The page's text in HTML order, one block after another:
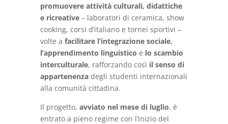
promuovere attività culturali, didattiche
e ricreative– laboratori di ceramica, show
cooking, corsi d’italiano e tornei sportivi –
volte a facilitare l’integrazione sociale,
l’apprendimento linguistico e lo scambio
interculturale, rafforzando così il senso di
appartenenzadegli studenti internazionali
alla comunità cittadina.
Il progetto, avviato nel mese di luglio, è
entrato a pieno regime con l’inizio del